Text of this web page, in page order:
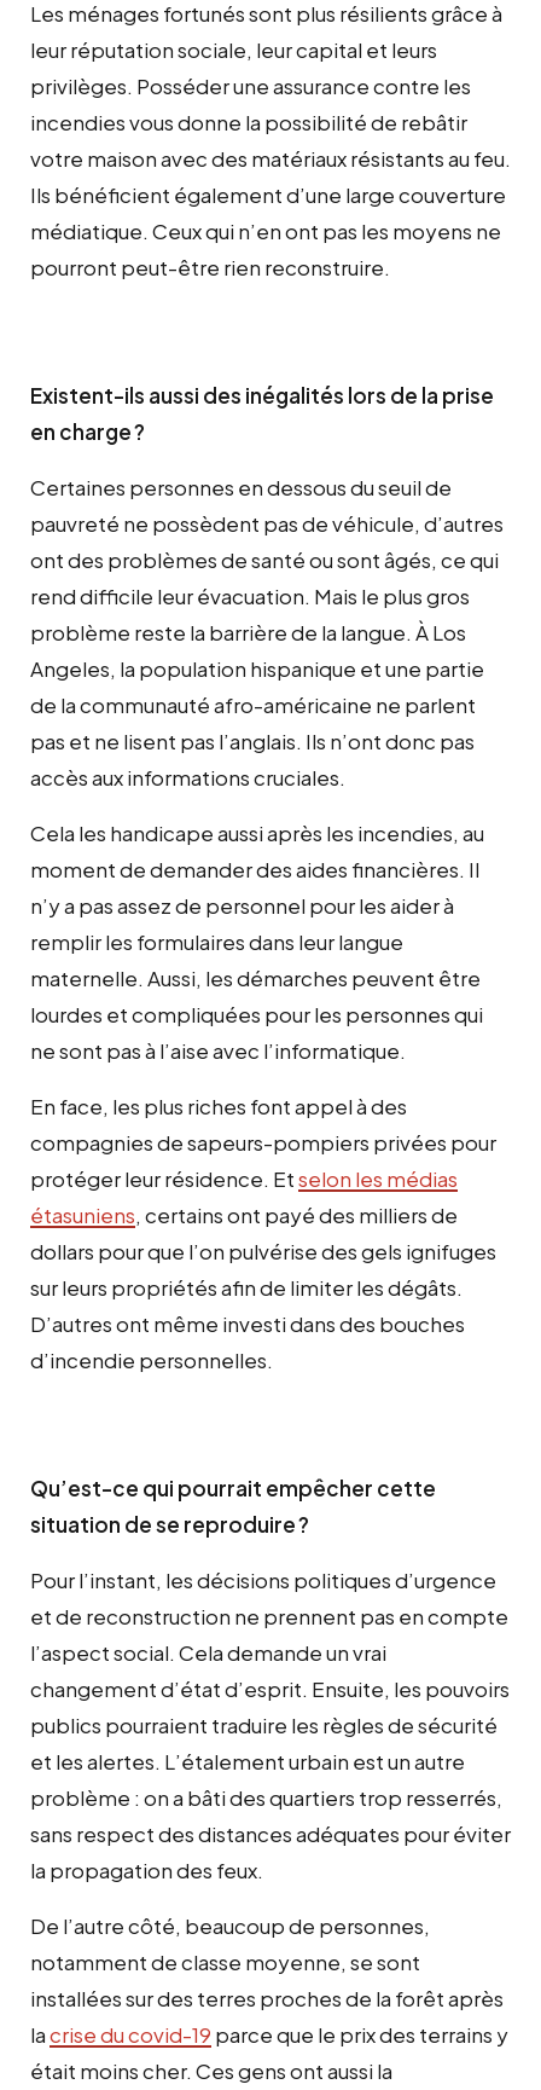
Les ménages fortunés sont plus résilients grâce à
leur réputation sociale, leur capital et leurs
privilèges. Posséder une assurance contre les
incendies vous donne la possibilité de rebâtir
votre maison avec des matériaux résistants au feu.
Ils bénéficient également d’une large couverture
médiatique. Ceux qui n’en ont pas les moyens ne
pourront peut-être rien reconstruire.
Existent-ils aussi des inégalités lors de la prise
en charge?
Certaines personnes en dessous du seuil de
pauvreté ne possèdent pas de véhicule, d’autres
ont des problèmes de santé ou sont âgés, ce qui
rend difficile leur évacuation. Mais le plus gros
problème reste la barrière de la langue. À Los
Angeles, la population hispanique et une partie
de la communauté afro-américaine ne parlent
pas et ne lisent pas l’anglais. Ils n’ont donc pas
accès aux informations cruciales.
Cela les handicape aussi après les incendies, au
moment de demander des aides financières. Il
n’y a pas assez de personnel pour les aider à
remplir les formulaires dans leur langue
maternelle. Aussi, les démarches peuvent être
lourdes et compliquées pour les personnes qui
ne sont pas à l’aise avec l’informatique.
En face, les plus riches font appel à des
compagnies de sapeurs-pompiers privées pour
protéger leur résidence. Etselon les médias
étasuniens, certains ont payé des milliers de
dollars pour que l’on pulvérise des gels ignifuges
sur leurs propriétés afin de limiter les dégâts.
D’autres ont même investi dans des bouches
d’incendie personnelles.
Qu’est-ce qui pourrait empêcher cette
situation de se reproduire?
Pour l’instant, les décisions politiques d’urgence
et de reconstruction ne prennent pas en compte
l’aspect social. Cela demande un vrai
changement d’état d’esprit. Ensuite, les pouvoirs
publics pourraient traduire les règles de sécurité
et les alertes. L’étalement urbain est un autre
problème : on a bâti des quartiers trop resserrés,
sans respect des distances adéquates pour éviter
la propagation des feux.
De l’autre côté, beaucoup de personnes,
notamment de classe moyenne, se sont
installées sur des terres proches de la forêt après
lacrise du covid-19 parce que le prix des terrains y
était moins cher. Ces gens ont aussi la